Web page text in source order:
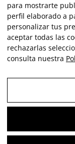
para mostrarte
perfil elaborado a
personalizar tus
aceptar todas las
rechazarlas
consulta nuestra